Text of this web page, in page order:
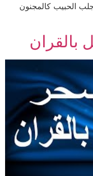
الحبيب كالمجنون
بالقران